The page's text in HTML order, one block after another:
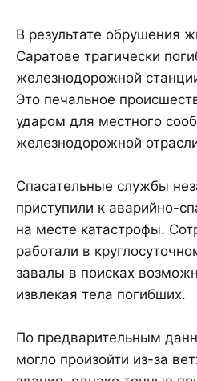
В результате обрушения
Саратове трагически
железнодорожной
Это печальное
ударом для местного
железнодорожной
Спасательные службы
приступили к аварийно-
на месте катастрофы.
работали в
завалы в поисках
извлекая тела погибших.
По предварительным
могло произойти из-за